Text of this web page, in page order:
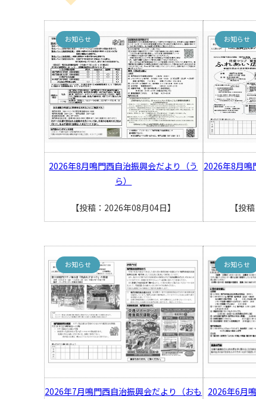
お知らせ
2026年8月鳴門西自治振興会だより（う
ら）
【投稿：2026年08月04日】
お知らせ
2026年8月鳴
【投
お知らせ
2026年7月鳴門西自治振興会だより（おも
お知らせ
2026年6月